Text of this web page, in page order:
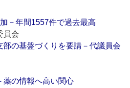
－年間1557件で過去最高
員会
部の基盤づくりを要請－代議員会
薬の情報へ高い関心